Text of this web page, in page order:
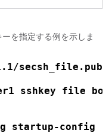
を指定する例を示しま
secsh_file.pub
sshkey file
startup-config